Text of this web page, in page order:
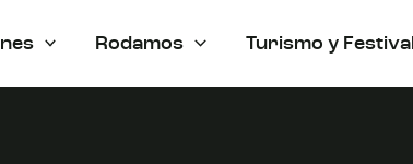
Rodamos Turismo y